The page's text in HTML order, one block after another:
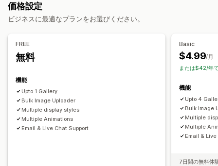
カスタマイズ
一括アップロード
画像のサイズ変更
画像のズーム
ホバーエフェクト
ソーシャルメディアでの共有
価格設定
ビジネスに最適なプランをお選びください。
FREE
無料
機能
Upto 1 Gallery
Bulk Image Uploader
Multiple display styles
Multiple Animations
Email & Live Chat Support
Basic
$4.99/月
または$42/年
機能
Upto 4
Bulk Image
Multiple
Multiple
Email &
7日間の無料体